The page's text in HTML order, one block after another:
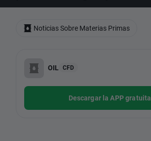
OIL CFD
Descargar la APP gratuita
Noticias Sobre Materias Primas